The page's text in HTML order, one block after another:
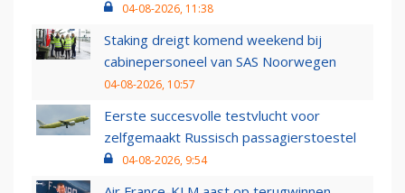
04-08-2026, 11:38
Staking dreigt komend weekend bij
cabinepersoneel van SAS Noorwegen
04-08-2026, 10:57
Eerste succesvolle testvlucht voor
zelfgemaakt Russisch passagierstoestel
04-08-2026, 9:54